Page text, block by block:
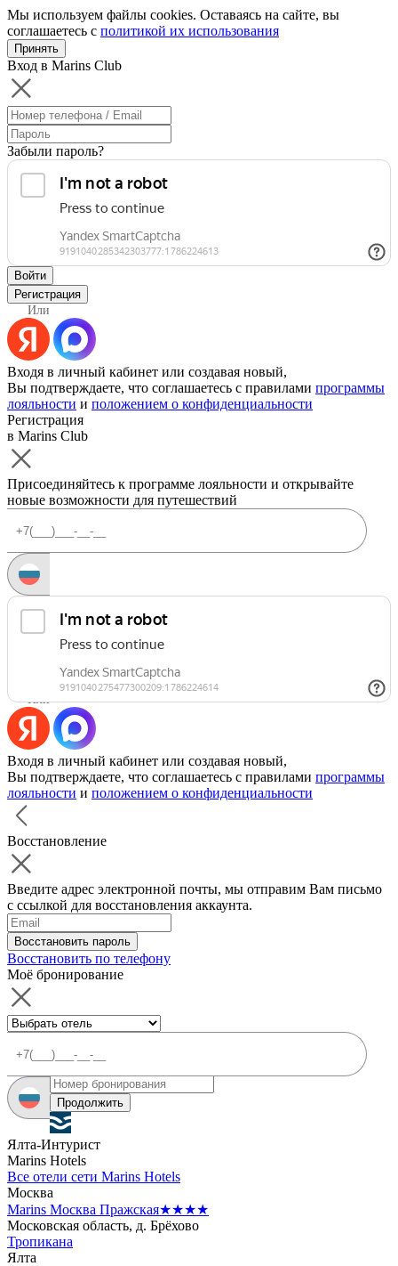
Мы используем файлы cookies. Оставаясь на сайте, вы
соглашаетесь с политикой их использования
Принять
Вход в Marins Club
Забыли пароль?
Войти
Регистрация
Или
Входя в личный кабинет или создавая новый,
Вы подтверждаете, что соглашаетесь с правилами программы
лояльности и положением о конфиденциальности
Регистрация
в Marins Club
Присоединяйтесь к программе лояльности и открывайте
новые возможности для путешествий
Запросить код
Уже есть аккаунт?Войти
Или
Входя в личный кабинет или создавая новый,
Вы подтверждаете, что соглашаетесь с правилами программы
лояльности и положением о конфиденциальности
Восстановление
Введите адрес электронной почты, мы отправим Вам письмо
с ссылкой для восстановления аккаунта.
Восстановить пароль
Восстановить по телефону
Моё бронирование
Продолжить
Ялта-Интурист
Marins Hotels
Все отели сети Marins Hotels
Москва
Marins Москва Пражская★★★★
Московская область, д. Брёхово
Тропикана
Ялта